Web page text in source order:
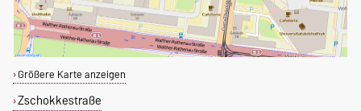
Größere Karte anzeigen
Zschokkestraße